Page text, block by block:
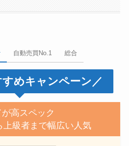
自動売買No.1 総合
めキャンペーン／
高スペック
上級者まで幅広い人気